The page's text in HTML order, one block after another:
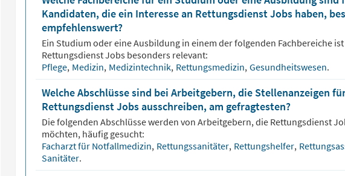
Kandidaten, die ein Interesse an Rettungsdienst Jobs haben,
empfehlenswert?
Ein Studium oder eine Ausbildung in einem der folgenden Fachbereiche
RettungsdienstJobs besonders relevant:
Pflege, Medizin, Medizintechnik, Rettungsmedizin, Gesundheitswesen.
Welche Abschlüsse sind bei Arbeitgebern, die Stellenanzeigen
Rettungsdienst Jobs ausschreiben, am gefragtesten?
Die folgenden Abschlüsse werden von Arbeitgebern, die Rettungsdienst
möchten, häufig gesucht:
Facharzt für Notfallmedizin, Rettungssanitäter, Rettungshelfer,
Sanitäter.